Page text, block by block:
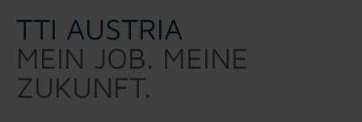
TTI AUSTRIA
MEIN JOB. MEINE
ZUKUNFT.